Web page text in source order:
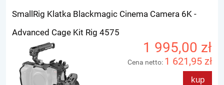
SmallRig Klatka Blackmagic Cinema Camera 6K -
Advanced Cage Kit Rig 4575
1 995,00 zł
Cena netto: 1 621,95 zł
kup